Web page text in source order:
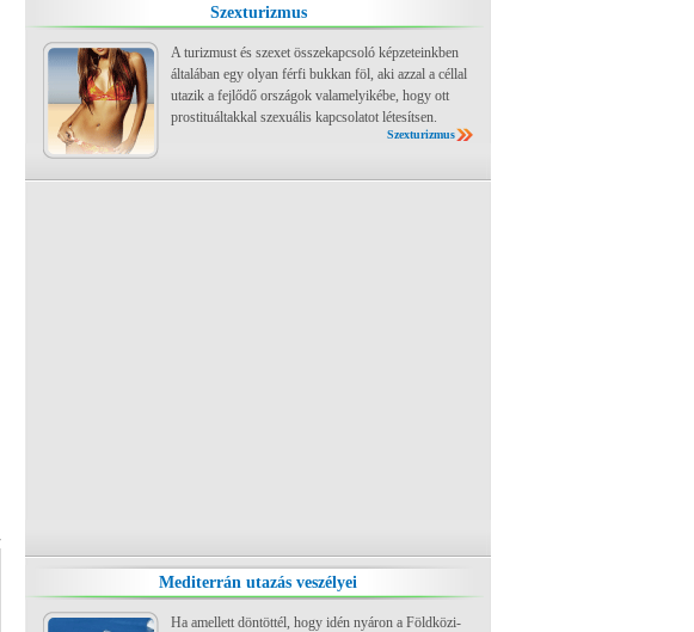
Szexturizmus
A turizmust és szexet összekapcsoló képzeteinkben
általában egy olyan férfi bukkan föl, aki azzal a céllal
utazik a fejlődő országok valamelyikébe, hogy ott
prostituáltakkal szexuális kapcsolatot létesítsen.
Szexturizmus
Mediterrán utazás veszélyei
Ha amellett döntöttél, hogy idén nyáron a Földközi-